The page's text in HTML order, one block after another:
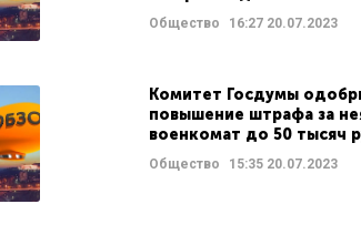
Общество 16:2720.07.2023
Комитет Госдумы
повышение штрафа за
военкомат до 50 тысяч
Общество 15:3520.07.2023